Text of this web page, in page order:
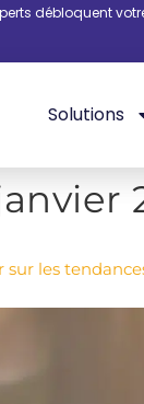
débloquent
Solutions
sur les